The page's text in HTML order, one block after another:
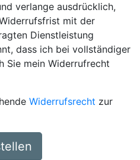
verlange ausdrücklich,
mit der
Dienstleistung
dass ich bei vollständiger
Sie mein Widerrufrecht
Widerrufsrecht zur